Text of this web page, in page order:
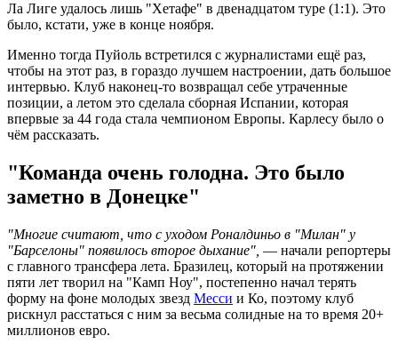
Ла Лиге удалось лишь "Хетафе" в двенадцатом туре (1:1). Это
было, кстати, уже в конце ноября.
Именно тогда Пуйоль встретился с журналистами ещё раз,
чтобы на этот раз, в гораздо лучшем настроении, дать большое
интервью. Клуб наконец-то возвращал себе утраченные
позиции, а летом это сделала сборная Испании, которая
впервые за 44 года стала чемпионом Европы. Карлесу было о
чём рассказать.
"Команда очень голодна. Это было
заметно в Донецке"
"Многие считают, что с уходом Роналдиньо в "Милан" у
"Барселоны" появилось второе дыхание", — начали репортеры
с главного трансфера лета. Бразилец, который на протяжении
пяти лет творил на "Камп Ноу", постепенно начал терять
форму на фоне молодых звезд Месси и Ко, поэтому клуб
рискнул расстаться с ним за весьма солидные на то время 20+
миллионов евро.